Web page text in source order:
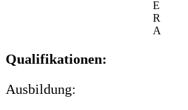
E
R
A
Qualifikationen:
Ausbildung: